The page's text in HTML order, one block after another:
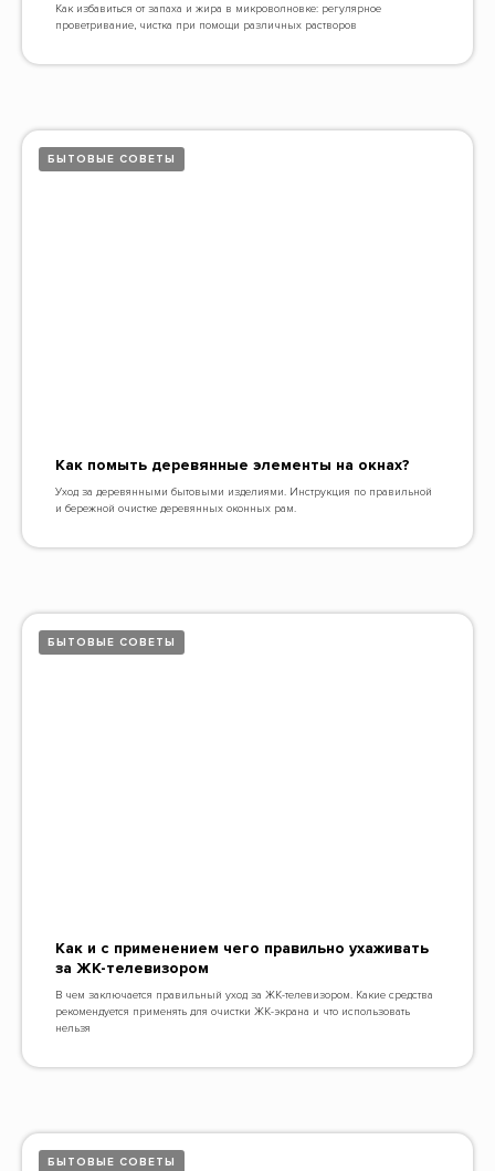
Как избавиться от запаха и жира в микроволновке: регулярное
проветривание, чистка при помощи различных растворов
БЫТОВЫЕ СОВЕТЫ
Как помыть деревянные элементы на окнах?
Уход за деревянными бытовыми изделиями. Инструкция по правильной
и бережной очистке деревянных оконных рам.
БЫТОВЫЕ СОВЕТЫ
Как и с применением чего правильно ухаживать
за ЖК-телевизором
В чем заключается правильный уход за ЖК-телевизором. Какие средства
рекомендуется применять для очистки ЖК-экрана и что использовать
нельзя
БЫТОВЫЕ СОВЕТЫ